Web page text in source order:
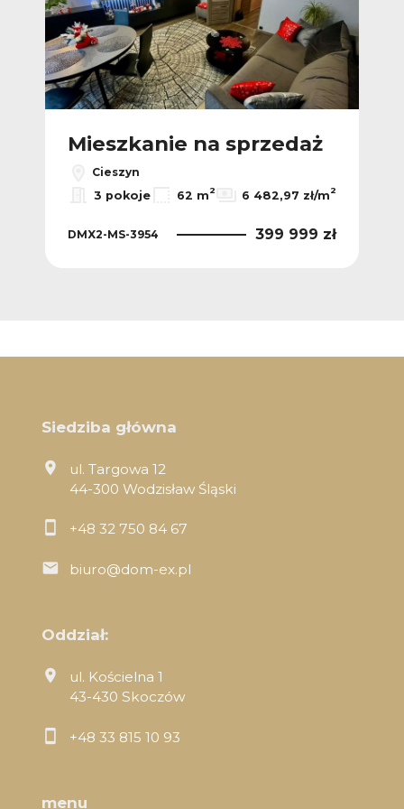
Mieszkanie na sprzedaż
Cieszyn
3 pokoje
62 m2 6 482,97 zł/m2
DMX2-MS-3954 399 999 zł
Siedziba główna
ul. Targowa 12
44-300 Wodzisław Śląski
+48 32 750 84 67
biuro@dom-ex.pl
Oddział:
ul. Kościelna 1
43-430 Skoczów
+48 33 815 10 93
menu